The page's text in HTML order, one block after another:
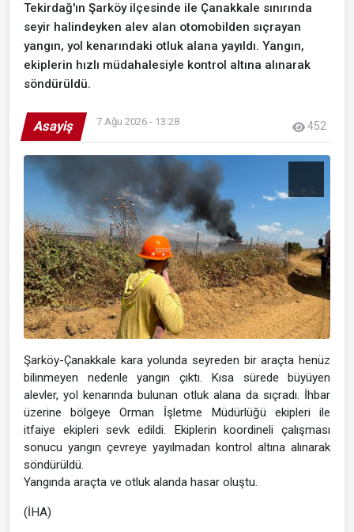
Tekirdağ'ın Şarköy ilçesinde ile Çanakkale sınırında
seyir halindeyken alev alan otomobilden sıçrayan
yangın, yol kenarındaki otluk alana yayıldı. Yangın,
ekiplerin hızlı müdahalesiyle kontrol altına alınarak
söndürüldü.
Asayiş 7 Ağu 2026 - 13:28 452
Şarköy-Çanakkale kara yolunda seyreden bir araçta henüz
bilinmeyen nedenle yangın çıktı. Kısa sürede büyüyen
alevler, yol kenarında bulunan otluk alana da sıçradı. İhbar
üzerine bölgeye Orman İşletme Müdürlüğü ekipleri ile
itfaiye ekipleri sevk edildi. Ekiplerin koordineli çalışması
sonucu yangın çevreye yayılmadan kontrol altına alınarak
söndürüldü.
Yangında araçta ve otluk alanda hasar oluştu.
(İHA)